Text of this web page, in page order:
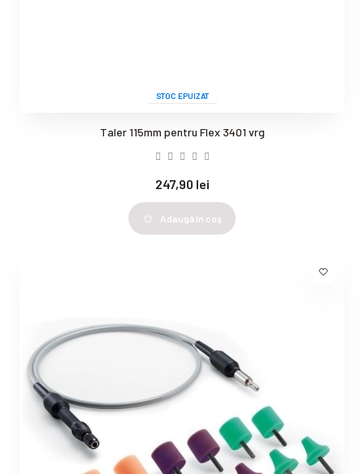
STOC EPUIZAT
Taler 115mm pentru Flex 3401 vrg
247,90 lei
Adaugă în coş